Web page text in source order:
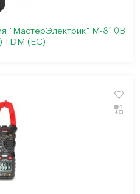
"МастерЭлектрик" М-810В
TDM (ЕС)